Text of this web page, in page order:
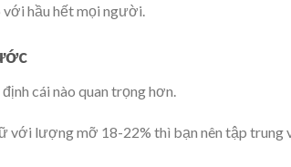
hầu hết mọi người.
cái nào quan trọng hơn.
với lượng mỡ 18-22% thì bạn nên tập trung